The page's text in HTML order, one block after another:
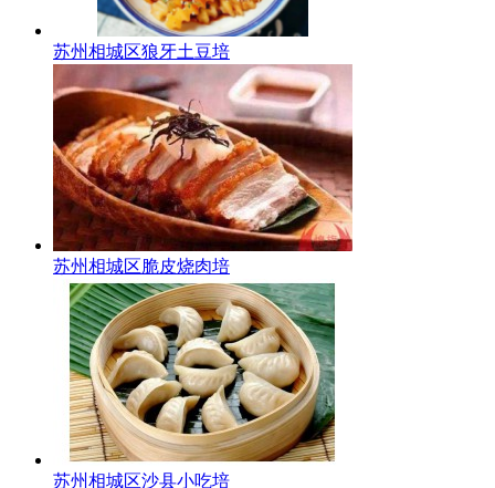
苏州相城区狼牙土豆培
苏州相城区脆皮烧肉培
苏州相城区沙县小吃培